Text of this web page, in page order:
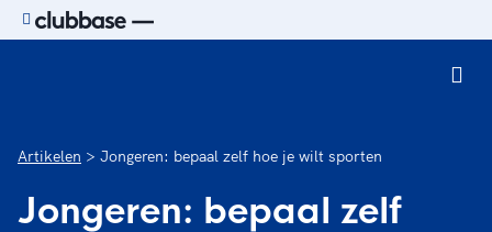
Artikelen Jongeren: bepaal zelf hoe je wilt sporten
Jongeren: bepaal zelf